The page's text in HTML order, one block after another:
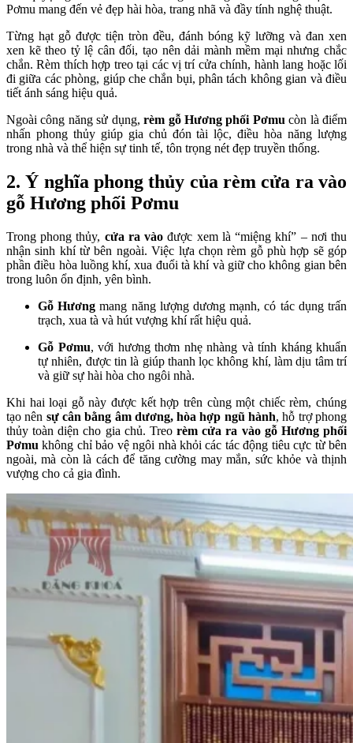
Pơmu mang đến vẻ đẹp hài hòa, trang nhã và đầy tính nghệ thuật.
Từng hạt gỗ được tiện tròn đều, đánh bóng kỹ lưỡng và đan xen
xen kẽ theo tỷ lệ cân đối, tạo nên dải mành mềm mại nhưng chắc
chắn. Rèm thích hợp treo tại các vị trí cửa chính, hành lang hoặc lối
đi giữa các phòng, giúp che chắn bụi, phân tách không gian và điều
tiết ánh sáng hiệu quả.
Ngoài công năng sử dụng,rèm gỗ Hương phối Pơmu còn là điểm
nhấn phong thủy giúp gia chủ đón tài lộc, điều hòa năng lượng
trong nhà và thể hiện sự tinh tế, tôn trọng nét đẹp truyền thống.
2. Ý nghĩa phong thủy của rèm cửa ra vào
gỗ Hương phối Pơmu
Trong phong thủy, cửa ra vào được xem là “miệng khí” – nơi thu
nhận sinh khí từ bên ngoài. Việc lựa chọn rèm gỗ phù hợp sẽ góp
phần điều hòa luồng khí, xua đuổi tà khí và giữ cho không gian bên
trong luôn ổn định, yên bình.
Gỗ Hương mang năng lượng dương mạnh, có tác dụng trấn
trạch, xua tà và hút vượng khí rất hiệu quả.
Gỗ Pơmu, với hương thơm nhẹ nhàng và tính kháng khuẩn
tự nhiên, được tin là giúp thanh lọc không khí, làm dịu tâm trí
và giữ sự hài hòa cho ngôi nhà.
Khi hai loại gỗ này được kết hợp trên cùng một chiếc rèm, chúng
tạo nên sự cân bằng âm dương, hòa hợp ngũ hành, hỗ trợ phong
thủy toàn diện cho gia chủ. Treorèm cửa ra vào gỗ Hương phối
Pơmu không chỉ bảo vệ ngôi nhà khỏi các tác động tiêu cực từ bên
ngoài, mà còn là cách để tăng cường may mắn, sức khỏe và thịnh
vượng cho cả gia đình.